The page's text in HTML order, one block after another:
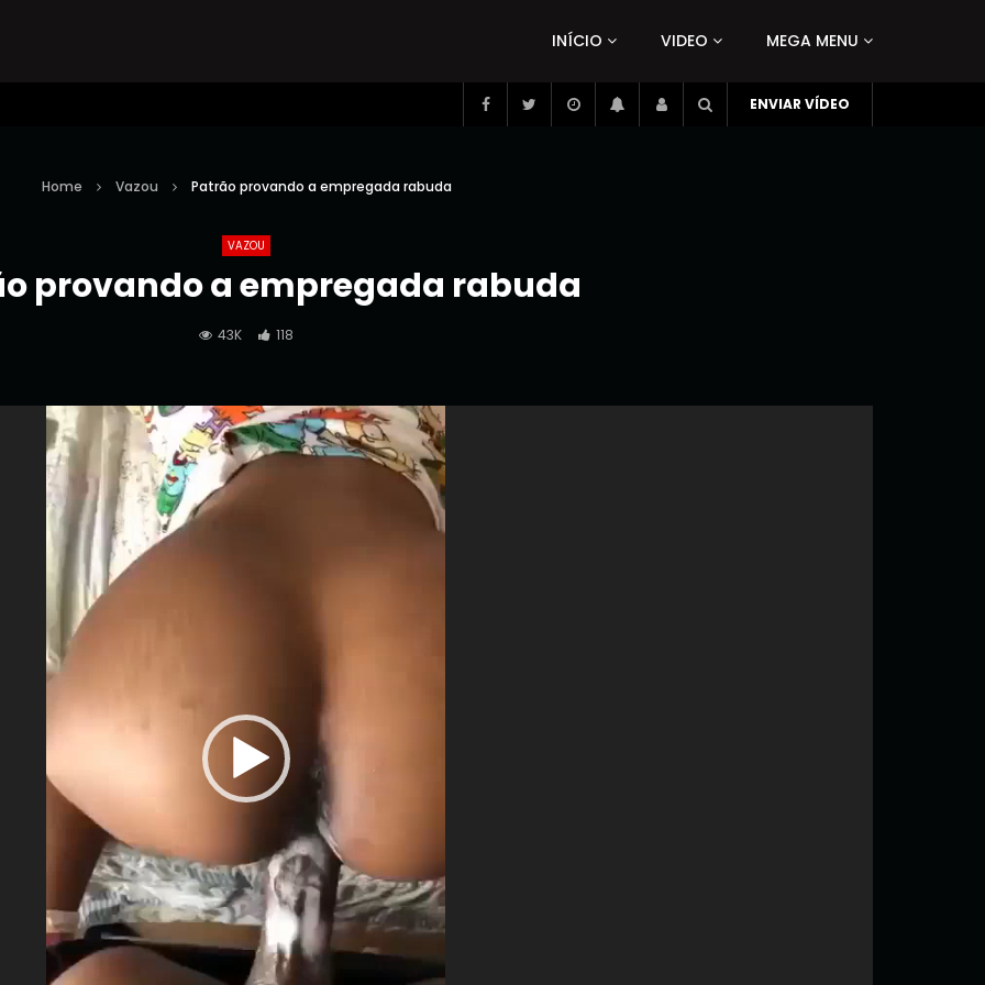
INÍCIO VIDEO MEGA MENU
ENVIAR VÍDEO
Home Vazou Patrão provando a empregada rabuda
VAZOU
provando a empregada rabuda
43K 118
Reprodutor
de
vídeo